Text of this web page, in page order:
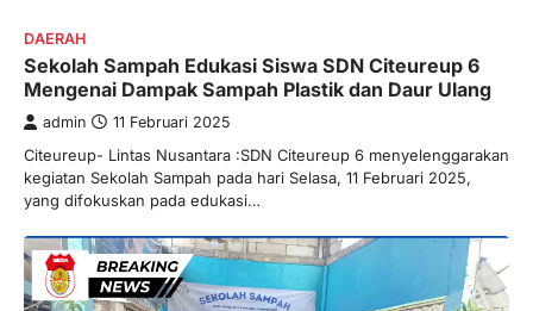
DAERAH
Sekolah Sampah Edukasi Siswa SDN Citeureup 6
Mengenai Dampak Sampah Plastik dan Daur Ulang
admin 11 Februari 2025
Citeureup- Lintas Nusantara :SDN Citeureup 6 menyelenggarakan
kegiatan Sekolah Sampah pada hari Selasa, 11 Februari 2025,
yang difokuskan pada edukasi…